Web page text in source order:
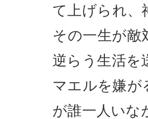
て上げられ、
その一生が敵
逆らう生活を
マエルを嫌が
が誰一人いな